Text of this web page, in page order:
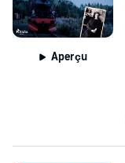
Aperçu